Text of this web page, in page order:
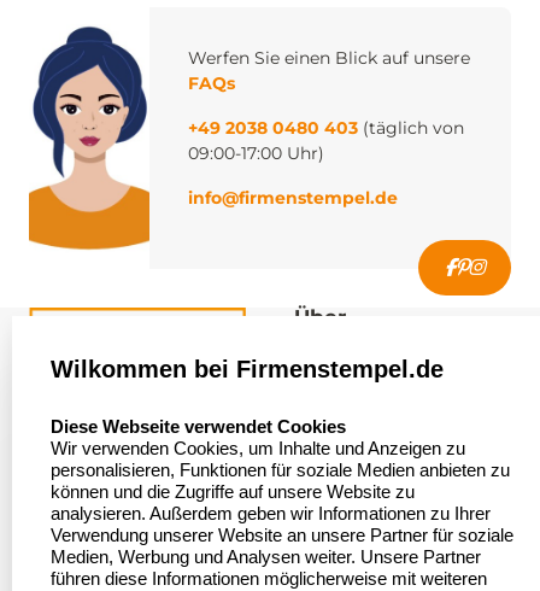
Werfen Sie einen Blick auf unsere
FAQs
+49 2038 0480 403 (täglich von
09:00-17:00 Uhr)
info@firmenstempel.de
Asterlager Straße 97
47228 Duisburg
Deutschland
Über
Über uns
Bewerten Sie uns
Sitemap
Stempel in
Deutschland
Wilkommen bei Firmenstempel.de
Diese Webseite verwendet Cookies
Wir verwenden Cookies, um Inhalte und Anzeigen zu
personalisieren, Funktionen für soziale Medien anbieten zu
können und die Zugriffe auf unsere Website zu
analysieren. Außerdem geben wir Informationen zu Ihrer
Verwendung unserer Website an unsere Partner für soziale
Medien, Werbung und Analysen weiter. Unsere Partner
führen diese Informationen möglicherweise mit weiteren